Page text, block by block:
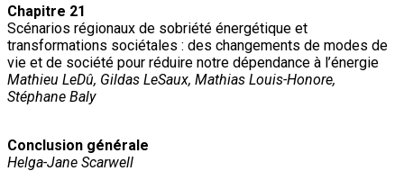
Chapitre 21
Scénarios régionaux de sobriété énergétique et
transformations sociétales : des changements de modes de
vie et de société pour réduire notre dépendance à l’énergie
Mathieu LeDû, Gildas LeSaux, Mathias Louis-Honore,
Stéphane Baly
Conclusion générale
Helga-Jane Scarwell